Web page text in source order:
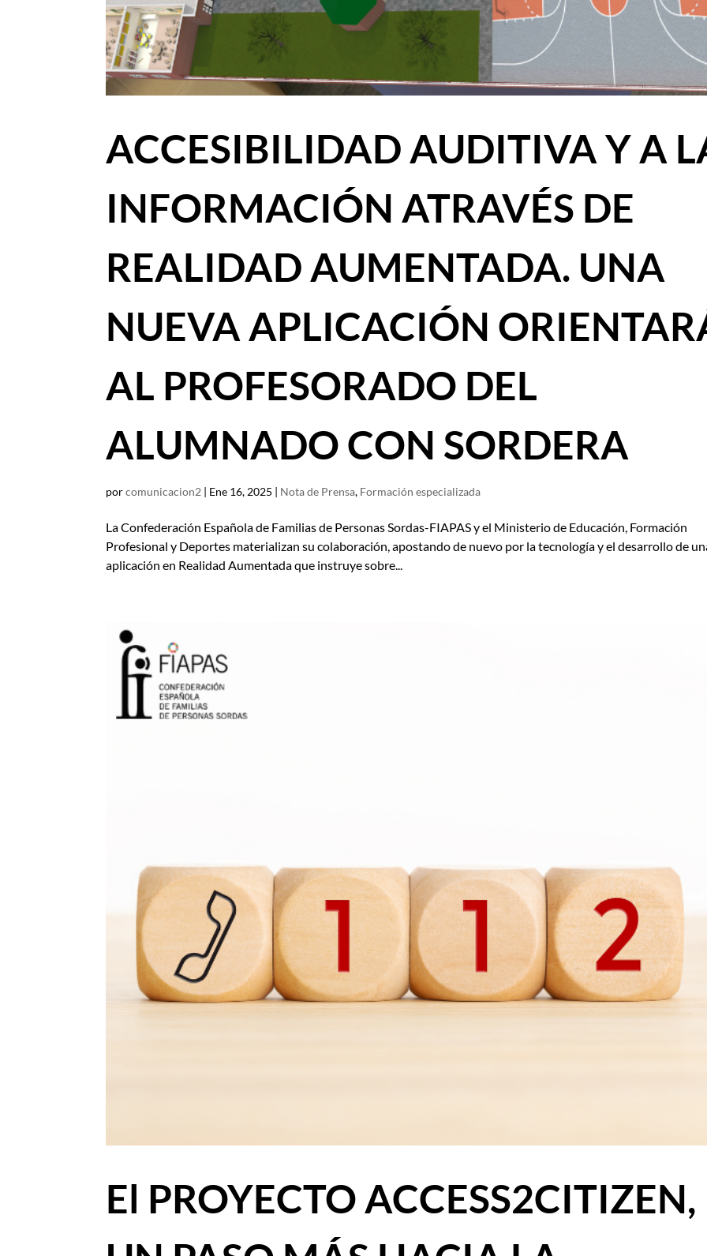
ACCESIBILIDAD AUDITIVA Y A
INFORMACIÓN ATRAVÉS DE
REALIDAD AUMENTADA. UNA
NUEVA APLICACIÓN
AL PROFESORADO DEL
ALUMNADO CON SORDERA
porcomunicacion2 | Ene 16, 2025 | Nota de Prensa, Formación especializada
La Confederación Española de Familias de Personas Sordas-FIAPAS y el Ministerio de Educación, Formación
Profesional y Deportes materializan su colaboración, apostando de nuevo por la tecnología y el desarrollo de
aplicación en Realidad Aumentada que instruye sobre...
El PROYECTO ACCESS2CITIZEN,